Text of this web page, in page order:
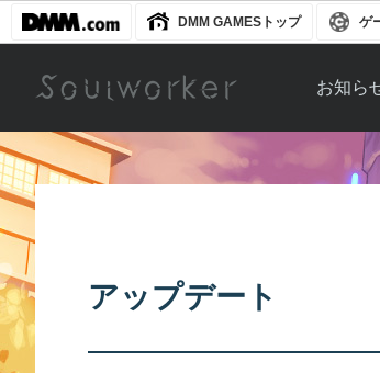
DMM GAMESトップ ゲ
お知ら
お知らせ
アップデート